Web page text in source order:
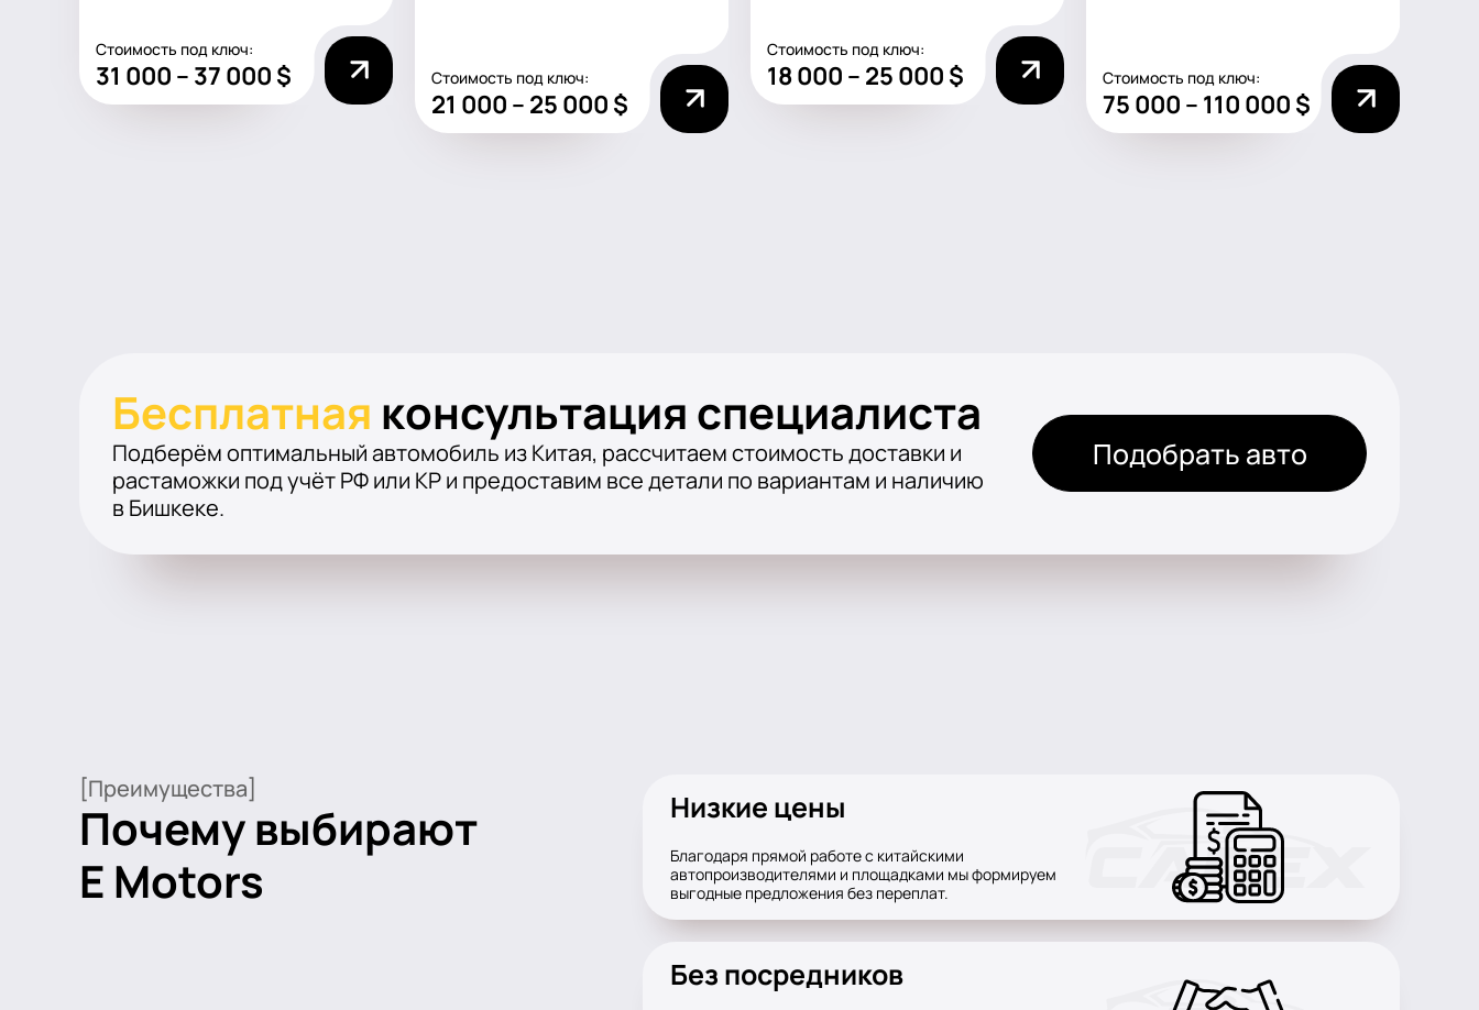
Стоимость под ключ:
31 000 – 37 000 $ Стоимость под ключ:
21 000 – 25 000 $
Стоимость под ключ:
18 000 – 25 000 $ Стоимость под ключ:
75 000 – 110 000 $
Бесплатная консультация специалиста
Подберём оптимальный автомобиль из Китая, рассчитаем стоимость доставки и
растаможки под учёт РФ или КР и предоставим все детали по вариантам и наличию
в Бишкеке.
Подобрать авто
[Преимущества]
Почему выбирают
E Motors
Низкие цены
Благодаря прямой работе с китайскими
автопроизводителями и площадками мы формируем
выгодные предложения без переплат.
Без посредников